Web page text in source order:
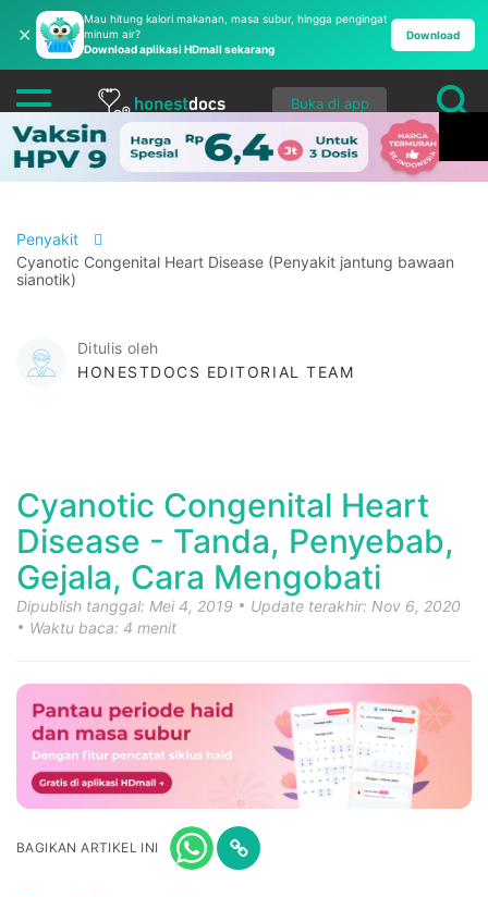
✕
Mau hitung kalori makanan, masa subur, hingga pengingat
minum air?
Download aplikasi HDmall sekarang
Download
Buka di app
Penyakit
Cyanotic Congenital Heart Disease (Penyakit jantung bawaan
sianotik)
Ditulis oleh
HONESTDOCS EDITORIAL TEAM
Cyanotic Congenital Heart
Disease - Tanda, Penyebab,
Gejala, Cara Mengobati
Dipublish tanggal: Mei 4, 2019
Update terakhir: Nov 6, 2020
Waktu baca: 4 menit
BAGIKAN ARTIKEL INI